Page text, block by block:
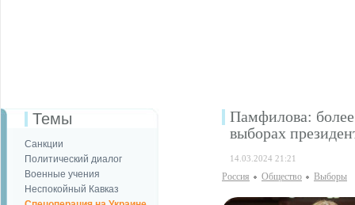
Темы
Санкции
Политический диалог
Военные учения
Неспокойный Кавказ
Памфилова:
выборах
14.03.2024 21:21
Россия Общество Выборы